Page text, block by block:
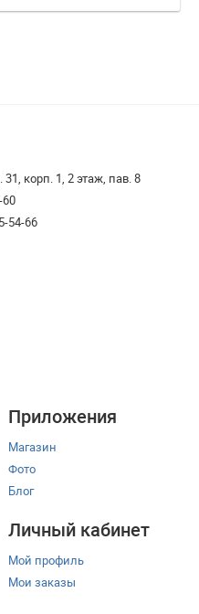
корп. 1, 2 этаж, пав. 8
54-66
Приложения
Магазин
Фото
Блог
Личный кабинет
Мой профиль
Мои заказы